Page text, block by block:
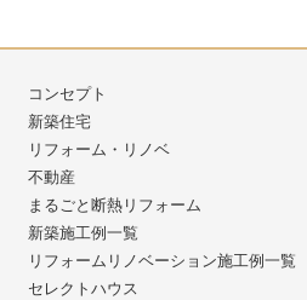
コンセプト
新築住宅
リフォーム・リノベ
不動産
まるごと断熱リフォーム
新築施工例一覧
リフォームリノベーション施工例一覧
セレクトハウス